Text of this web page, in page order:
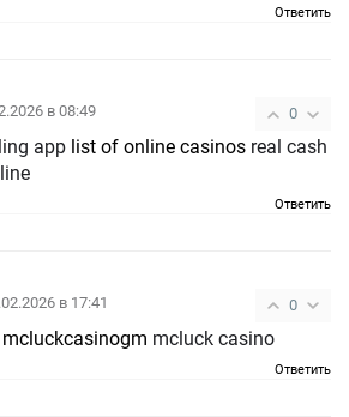
Ответить
0
в 08:49
app list of online casinos
Ответить
0
в 17:41
mcluckcasinogm mcluck casino
Ответить